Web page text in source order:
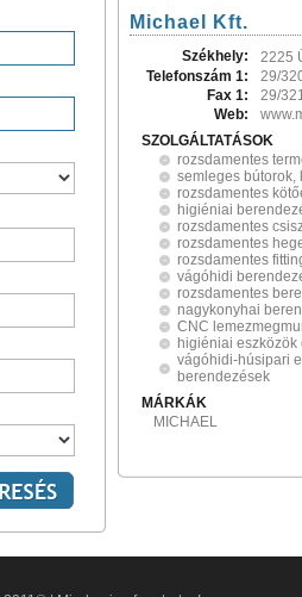
Michael Kft.
Székhely:
2225
Telefonszám 1:
29/
Fax 1:
29/
Web:
SZOLGÁLTATÁSOK
rozsdamentes
semleges bútorok,
rozsdamentes
higiéniai
rozsdamentes
rozsdamentes
rozsdamentes
vágóhidi
rozsdamentes
nagykonyhai
CNC
higiéniai
vágóhidi-húsipari
berendezések
MÁRKÁK
MICHAEL